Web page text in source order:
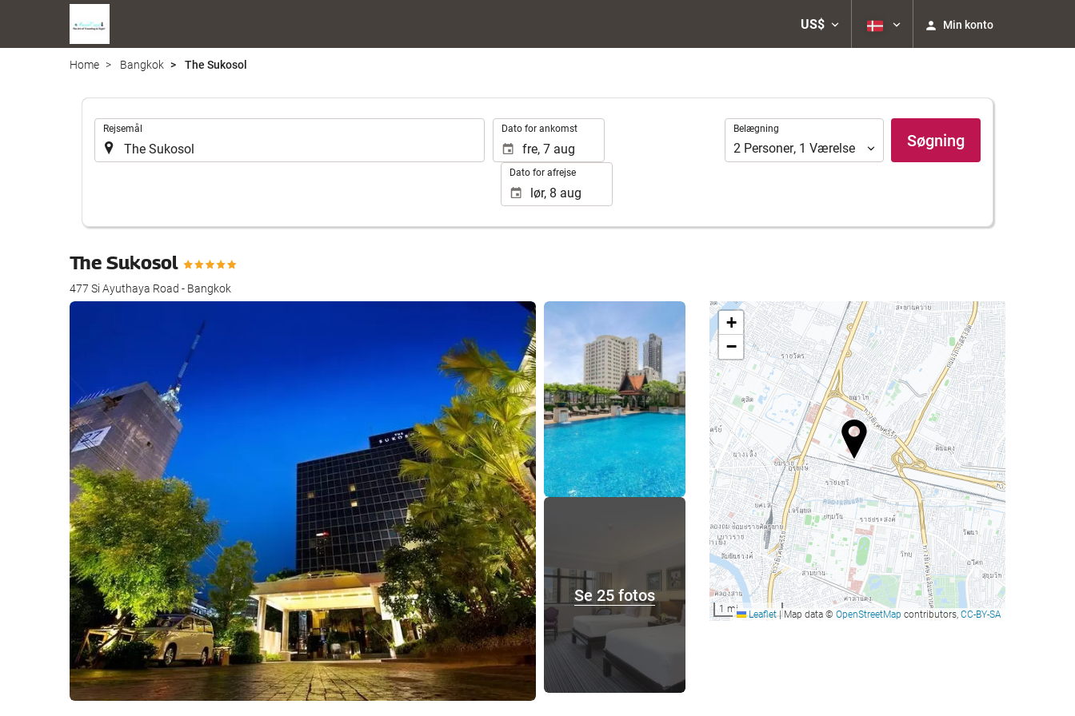
US$ Min konto
Home Bangkok The Sukosol
Rejsemål Dato for ankomst
Dato for afrejse
Belægning
Belægning
2 Personer, 1 Værelse Søgning
The Sukosol
477 Si Ayuthaya Road - Bangkok
Se 25 fotos
+
−
1 mi Leaflet |Map data © OpenStreetMap contributors, CC-BY-SA